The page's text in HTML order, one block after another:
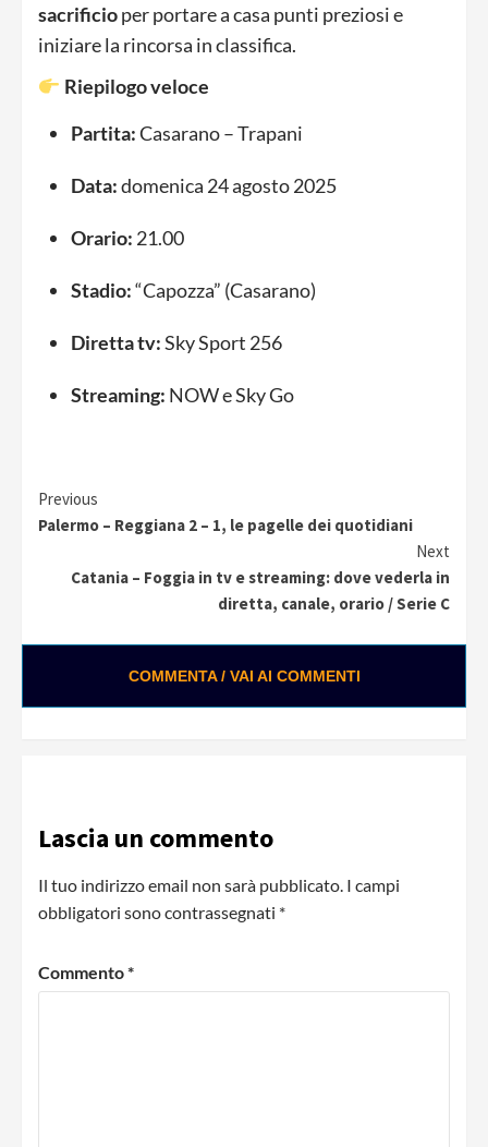
sacrificioper portare a casa punti preziosi e
iniziare la rincorsa in classifica.
Riepilogo veloce
Partita:Casarano – Trapani
Data:domenica 24 agosto 2025
Orario: 21.00
Stadio:“Capozza” (Casarano)
Diretta tv:Sky Sport 256
Streaming: NOW e Sky Go
Continue
Reading
Previous
Palermo – Reggiana 2 – 1, le pagelle dei quotidiani
Next
Catania – Foggia in tv e streaming: dove vederla in
diretta, canale, orario / Serie C
COMMENTA / VAI AI COMMENTI
Lascia un commento
Il tuo indirizzo email non sarà pubblicato. I campi
obbligatori sono contrassegnati *
Commento*